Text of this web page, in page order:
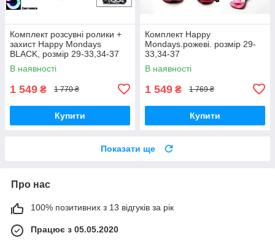
Комплект розсувні ролики +
захист Happy Mondays
BLACK, розмір 29-33,34-37
В наявності
1 549 ₴ 1 770 ₴
Купити
Комплект Happy
Mondays.рожеві. розмір 29-
33,34-37
В наявності
1 549 ₴ 1 769 ₴
Купити
Показати ще
Про нас
100% позитивних з 13 відгуків за рік
Працює з 05.05.2020